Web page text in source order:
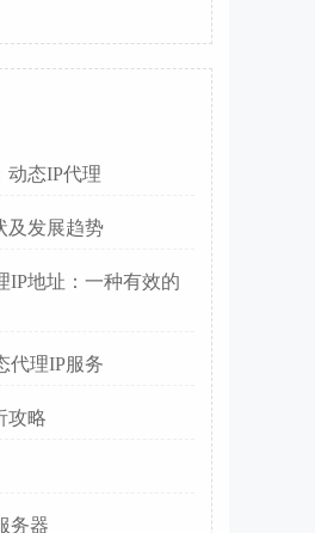
动态IP代理
及发展趋势
IP地址：一种有效的
代理IP服务
攻略
务器